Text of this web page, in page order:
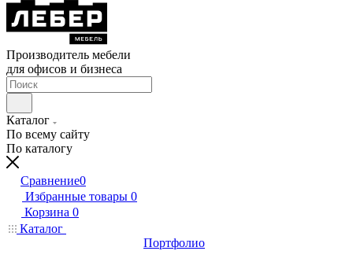
Производитель мебели
для офисов и бизнеса
Каталог
По всему сайту
По каталогу
Сравнение0
Избранные товары 0
Корзина 0
Каталог
Портфолио